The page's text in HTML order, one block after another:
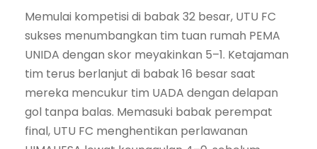
Memulai kompetisi di babak 32 besar, UTU FC
sukses menumbangkan tim tuan rumah PEMA
UNIDA dengan skor meyakinkan 5–1. Ketajaman
tim terus berlanjut di babak 16 besar saat
mereka mencukur tim UADA dengan delapan
gol tanpa balas. Memasuki babak perempat
final, UTU FC menghentikan perlawanan